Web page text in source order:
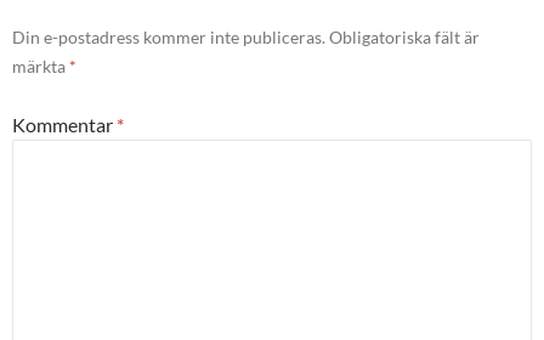
Din e-postadress kommer inte publiceras. Obligatoriska fält är
märkta *
Kommentar *